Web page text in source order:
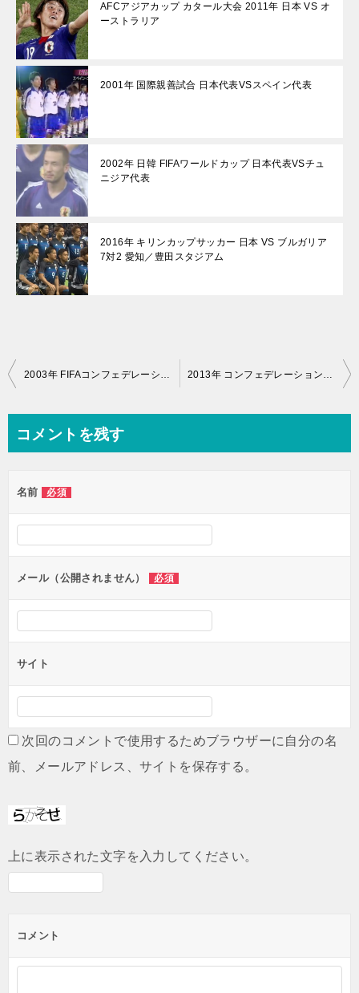
AFCアジアカップ カタール大会 2011年 日本 VS オ
ーストラリア
2001年 国際親善試合 日本代表VSスペイン代表
2002年 日韓 FIFAワールドカップ 日本代表VSチュ
ニジア代表
2016年 キリンカップサッカー 日本 VS ブルガリア
7対2 愛知／豊田スタジアム
投
ビ
ー
シ
ン
2003年 FIFAコンフェデレーションズカップ 日本代表VSニュージーランド代表 2013年 コンフェデレーションズカップ サッカー 日本代表VSメキシコ代表
コメントを残す
名前 必須
メール（公開されません） 必須
サイト
次回のコメントで使用するためブラウザーに自分の名
前、メールアドレス、サイトを保存する。
上に表示された文字を入力してください。
コメント